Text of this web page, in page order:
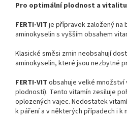
Pro optimální plodnost a
FERTI-VIT je přípravek založený na
aminokyselin s vyšším obsahem
Klasické směsi zrnin neobsahují
aminokyselin, které jsou nezbytné
FERTI-VIT obsahuje velké množství
plodnosti). Tento vitamín zesiluje
oplozených vajec. Nedostatek
k páření a v některých případech i k